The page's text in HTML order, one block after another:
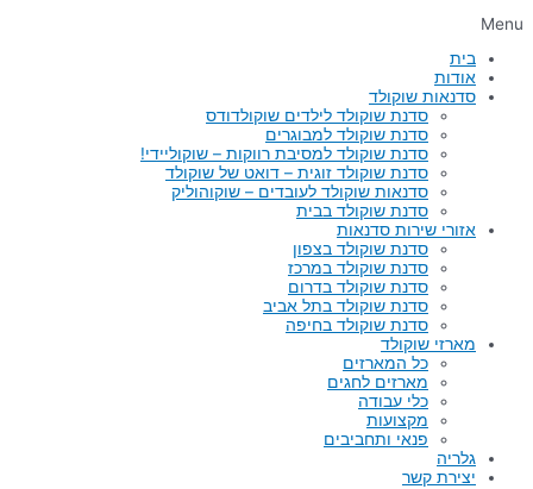
Menu
בית
אודות
סדנאות שוקולד
סדנת שוקולד לילדים שוקולדודס
סדנת שוקולד למבוגרים
סדנת שוקולד למסיבת רווקות – שוקוליידי!
סדנת שוקולד זוגית – דואט של שוקולד
סדנאות שוקולד לעובדים – שוקוהוליק
סדנת שוקולד בבית
אזורי שירות סדנאות
סדנת שוקולד בצפון
סדנת שוקולד במרכז
סדנת שוקולד בדרום
סדנת שוקולד בתל אביב
סדנת שוקולד בחיפה
מארזי שוקולד
כל המארזים
מארזים לחגים
כלי עבודה
מקצועות
פנאי ותחביבים
גלריה
יצירת קשר